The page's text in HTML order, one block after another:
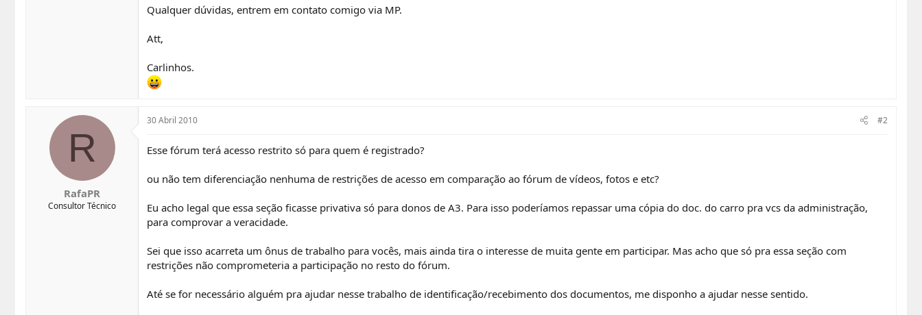
Qualquer dúvidas, entrem em contato comigo via MP.
Att,
Carlinhos.
R
RafaPR
Consultor Técnico
30 Abril 2010 #2
Esse fórum terá acesso restrito só para quem é registrado?
ou não tem diferenciação nenhuma de restrições de acesso em comparação ao fórum de vídeos, fotos e etc?
Eu acho legal que essa seção ficasse privativa só para donos de A3. Para isso poderíamos repassar uma cópia do doc. do carro pra vcs da administração,
para comprovar a veracidade.
Sei que isso acarreta um ônus de trabalho para vocês, mais ainda tira o interesse de muita gente em participar. Mas acho que só pra essa seção com
restrições não comprometeria a participação no resto do fórum.
Até se for necessário alguém pra ajudar nesse trabalho de identificação/recebimento dos documentos, me disponho a ajudar nesse sentido.